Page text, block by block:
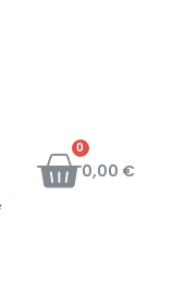
0,00 €